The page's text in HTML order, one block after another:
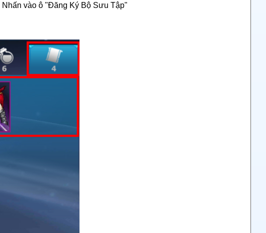
Nhấn vào ô "Đăng Ký Bộ Sưu Tập"